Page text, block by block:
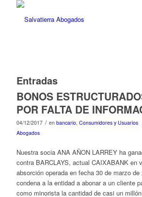
Entradas
BONOS
POR FALTA DE
04/12/2017 / en bancario, Consumidores y Usuarios
Abogados
Nuestra socia ANA AÑON LARREY ha
contra BARCLAYS, actual CAIXABANK en
absorción operada en fecha 30 de marzo
condena a la entidad a abonar a un cliente
como minorista la cantidad de casi un